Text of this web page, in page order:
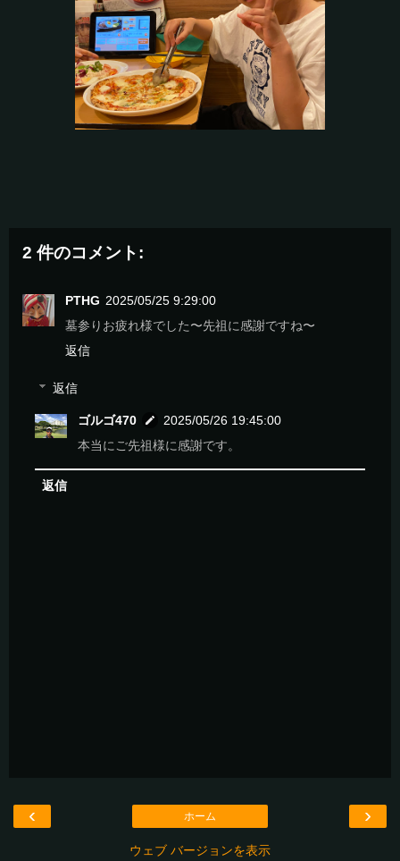
2 件のコメント:
PTHG 2025/05/25 9:29:00
墓参りお疲れ様でした〜先祖に感謝ですね〜
返信
返信
ゴルゴ470
2025/05/26 19:45:00
本当にご先祖様に感謝です。
返信
‹ ›
ホーム
ウェブ バージョンを表示